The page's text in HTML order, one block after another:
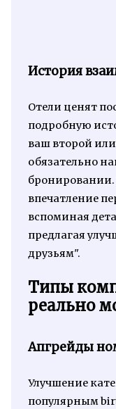
История
Отели ценят
подробную
ваш второй
обязательно
впечатление
вспоминая
предлагая
друзьям".
Типы
реально
Апгрейды
Улучшение
популярным